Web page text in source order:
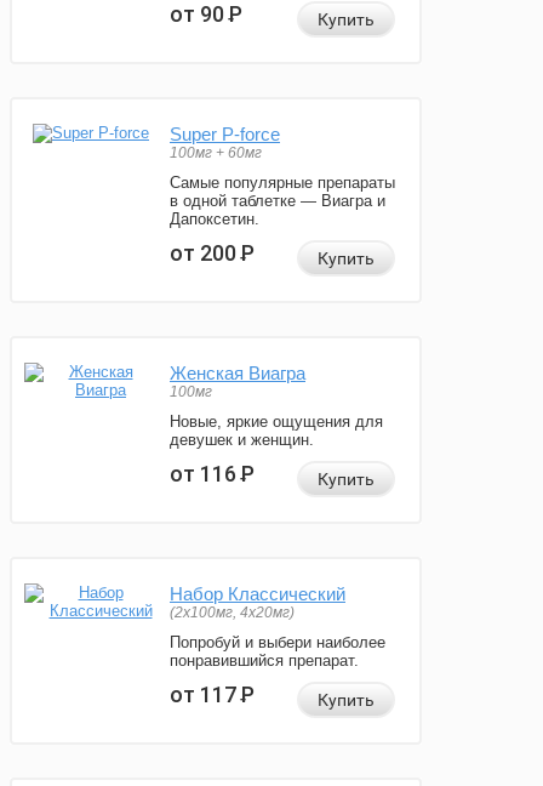
от 90Р Купить
Super P-force
100мг + 60мг
Самые популярные препараты
в одной таблетке — Виагра и
Дапоксетин.
от 200Р Купить
Женская Виагра
100мг
Новые, яркие ощущения для
девушек и женщин.
от 116Р Купить
Набор Классический
(2x100мг, 4x20мг)
Попробуй и выбери наиболее
понравившийся препарат.
от 117Р Купить